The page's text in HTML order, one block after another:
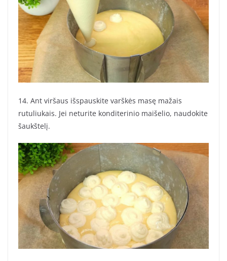
14. Ant viršaus išspauskite varškės masę mažais
rutuliukais. Jei neturite konditerinio maišelio, naudokite
šaukštelį.